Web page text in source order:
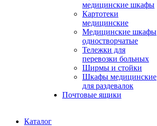
медицинские шкафы
Картотеки
медицинские
Медицинские шкафы
одностворчатые
Тележки для
перевозки больных
Ширмы и стойки
Шкафы медицинские
для раздевалок
Почтовые ящики
Каталог